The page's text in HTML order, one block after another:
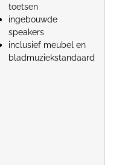
toetsen
ingebouwde
speakers
inclusief meubel en
bladmuziekstandaard